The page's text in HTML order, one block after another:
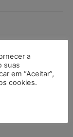
Comments
a
suas
em “Aceitar”,
cookies.